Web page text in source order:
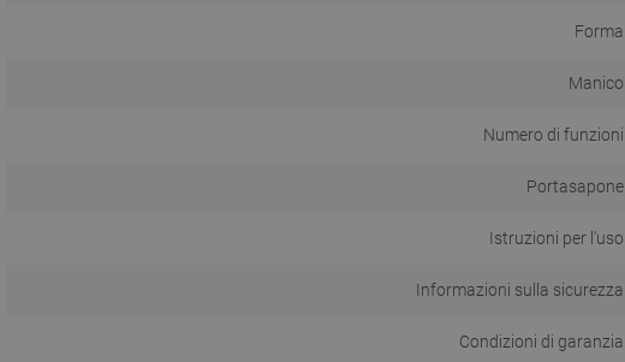
Forma
Manico
Numero di funzioni
Portasapone
Istruzioni per l'uso
Informazioni sulla sicurezza
Condizioni di garanzia